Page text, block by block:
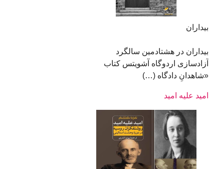
بیداران
بیداران در هشتادمین سالگرد
آزاد‌سازی اردوگاه آشویتس کتاب
«شاهدانِ دادگاه (…)
امید علیه امید